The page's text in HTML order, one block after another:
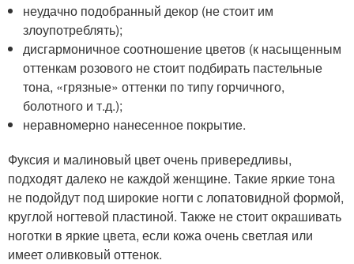
неудачно подобранный декор (не стоит им
злоупотреблять);
дисгармоничное соотношение цветов (к насыщенным
оттенкам розового не стоит подбирать пастельные
тона, «грязные» оттенки по типу горчичного,
болотного и т.д.);
неравномерно нанесенное покрытие.
Фуксия и малиновый цвет очень привередливы,
подходят далеко не каждой женщине. Такие яркие тона
не подойдут под широкие ногти с лопатовидной формой,
круглой ногтевой пластиной. Также не стоит окрашивать
ноготки в яркие цвета, если кожа очень светлая или
имеет оливковый оттенок.